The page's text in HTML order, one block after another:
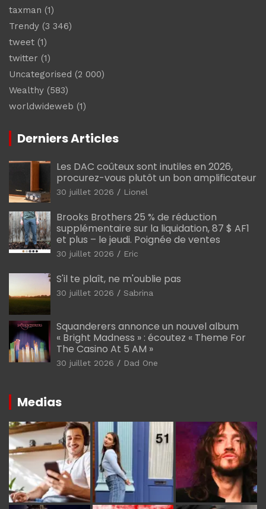
taxman (1)
Trendy (3 346)
tweet (1)
twitter (1)
Uncategorised (2 000)
Wealthy (583)
worldwideweb (1)
Derniers Articles
Les DAC coûteux sont inutiles en 2026,
procurez-vous plutôt un bon amplificateur
30 juillet 2026 Lionel
Brooks Brothers 25 % de réduction
supplémentaire sur la liquidation, 87 $ AF1
et plus – le jeudi. Poignée de ventes
30 juillet 2026 Eric
S'il te plaît, ne m'oublie pas
30 juillet 2026 Sabrina
Squanderers annonce un nouvel album
« Bright Madness » : écoutez « Theme For
The Casino At 5 AM »
30 juillet 2026 Dad One
Medias